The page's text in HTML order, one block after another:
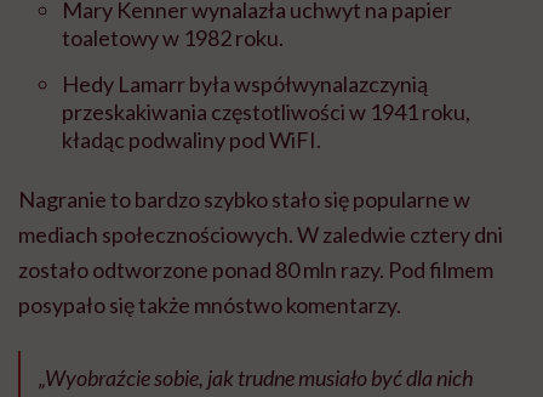
Mary Kenner wynalazła uchwyt na papier
toaletowy w 1982 roku.
Hedy Lamarr była współwynalazczynią
przeskakiwania częstotliwości w 1941 roku,
kładąc podwaliny pod WiFI.
Nagranie to bardzo szybko stało się popularne w
mediach społecznościowych. W zaledwie cztery dni
zostało odtworzone ponad 80 mln razy. Pod filmem
posypało się także mnóstwo komentarzy.
„Wyobraźcie sobie, jak trudne musiało być dla nich